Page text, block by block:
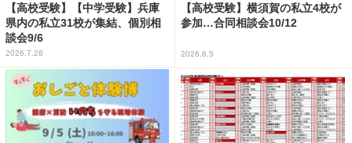
【高校受験】【中学受験】兵庫
県内の私立31校が集結、個別相
談会9/6
2026.7.28
【高校受験】横須賀の私立4校が
参加…合同相談会10/12
2026.8.5